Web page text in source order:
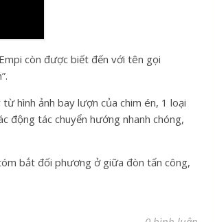
còn được biết đến với tên gọi
hình ảnh bay lượn của chim én, 1 loại
động tác chuyển hướng nhanh chóng,
bắt đối phương ở giữa đòn tấn công,